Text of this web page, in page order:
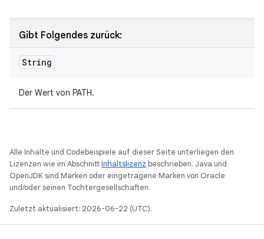
Gibt Folgendes zurück:
String
Der Wert von PATH.
Alle Inhalte und Codebeispiele auf dieser Seite unterliegen den
Lizenzen wie im AbschnittInhaltslizenz beschrieben. Java und
OpenJDK sind Marken oder eingetragene Marken von Oracle
und/oder seinen Tochtergesellschaften.
Zuletzt aktualisiert: 2026-06-22 (UTC).